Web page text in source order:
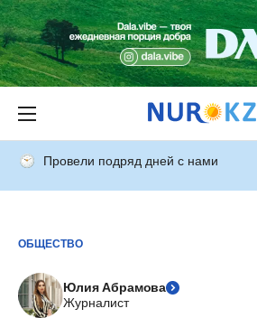
Провели подряд дней с нами
ОБЩЕСТВО
Юлия Абрамова
Журналист